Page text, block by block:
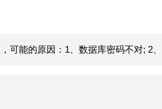
可能的原因：1、数据库密码不对; 2、